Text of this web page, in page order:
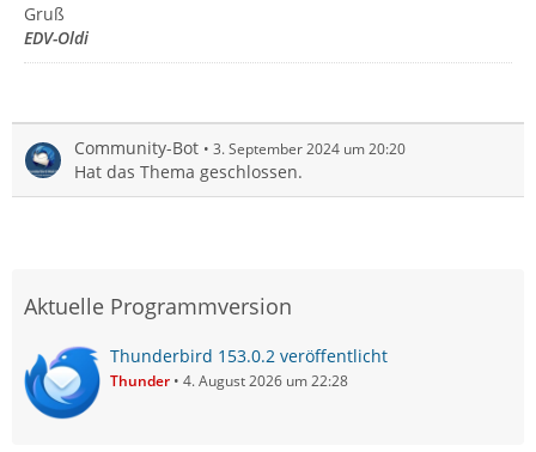
Gruß
EDV-Oldi
Community-Bot 3. September 2024 um 20:20
Hat das Thema geschlossen.
Aktuelle Programmversion
Thunderbird 153.0.2 veröffentlicht
Thunder 4. August 2026 um 22:28